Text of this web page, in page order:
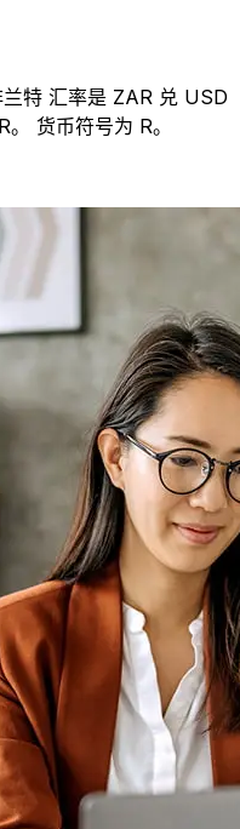
特 汇率是 ZAR 兑 USD
货币符号为 R。